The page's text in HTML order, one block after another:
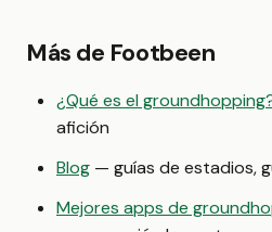
Más de Footbeen
¿Qué es el
afición
Blog — guías de estadios,
Mejores apps de